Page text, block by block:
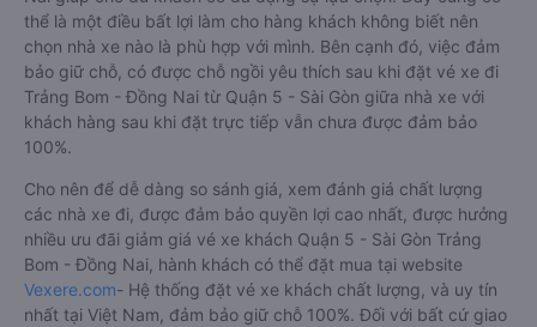
thể là một điều bất lợi làm cho hàng khách không biết nên
chọn nhà xe nào là phù hợp với mình. Bên cạnh đó, việc đảm
bảo giữ chỗ, có được chỗ ngồi yêu thích sau khi đặt vé xe đi
Trảng Bom - Đồng Nai từ Quận 5 - Sài Gòn giữa nhà xe với
khách hàng sau khi đặt trực tiếp vẫn chưa được đảm bảo
100%.
Cho nên để dễ dàng so sánh giá, xem đánh giá chất lượng
các nhà xe đi, được đảm bảo quyền lợi cao nhất, được hưởng
nhiều ưu đãi giảm giá vé xe khách Quận 5 - Sài Gòn Trảng
Bom - Đồng Nai, hành khách có thể đặt mua tại website
Vexere.com- Hệ thống đặt vé xe khách chất lượng, và uy tín
nhất tại Việt Nam, đảm bảo giữ chỗ 100%. Đối với bất cứ giao